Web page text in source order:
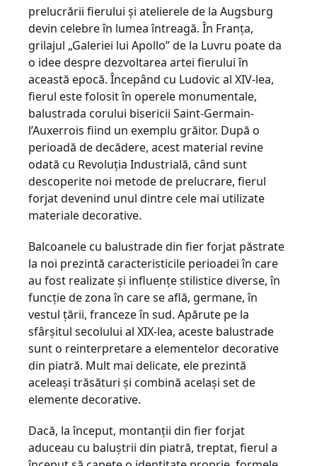
prelucrării fierului şi atelierele de la Augsburg
devin celebre în lumea întreagă. În Franţa,
grilajul „Galeriei lui Apollo” de la Luvru poate da
o idee despre dezvoltarea artei fierului în
această epocă. Începând cu Ludovic al XIV-lea,
fierul este folosit în operele monumentale,
balustrada corului bisericii Saint-Germain-
l’Auxerrois fiind un exemplu grăitor. După o
perioadă de decădere, acest material revine
odată cu Revoluţia Industrială, când sunt
descoperite noi metode de prelucrare, fierul
forjat devenind unul dintre cele mai utilizate
materiale decorative.
Balcoanele cu balustrade din fier forjat păstrate
la noi prezintă caracteristicile perioadei în care
au fost realizate şi influenţe stilistice diverse, în
funcţie de zona în care se află, germane, în
vestul ţării, franceze în sud. Apărute pe la
sfârşitul secolului al XIX-lea, aceste balustrade
sunt o reinterpretare a elementelor decorative
din piatră. Mult mai delicate, ele prezintă
aceleaşi trăsături şi combină acelaşi set de
elemente decorative.
Dacă, la început, montanţii din fier forjat
aduceau cu baluştrii din piatră, treptat, fierul a